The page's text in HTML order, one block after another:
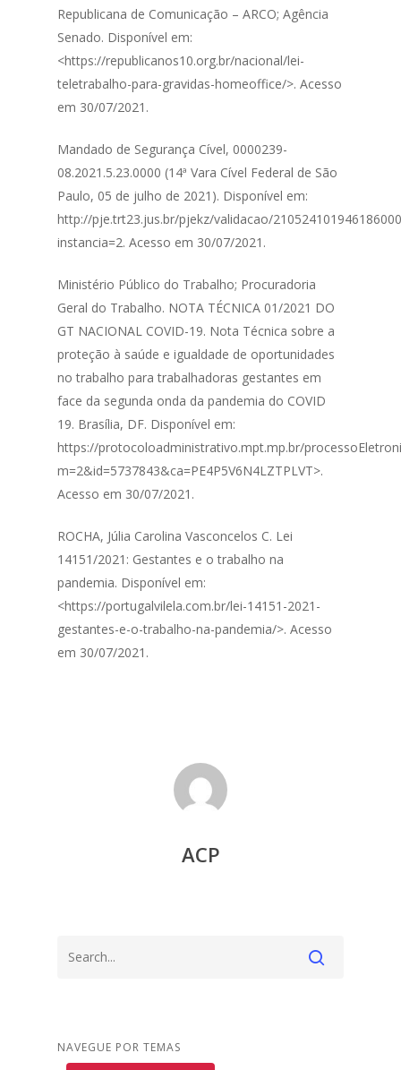
Republicana de Comunicação – ARCO; Agência
Senado. Disponível em:
<https://republicanos10.org.br/nacional/lei-
teletrabalho-para-gravidas-homeoffice/>. Acesso
em 30/07/2021.
Mandado de Segurança Cível, 0000239-
08.2021.5.23.0000 (14ª Vara Cível Federal de São
Paulo, 05 de julho de 2021). Disponível em:
http://pje.trt23.jus.br/pjekz/validacao/
instancia=2. Acesso em 30/07/2021.
Ministério Público do Trabalho; Procuradoria
Geral do Trabalho. NOTA TÉCNICA 01/2021 DO
GT NACIONAL COVID-19. Nota Técnica sobre a
proteção à saúde e igualdade de oportunidades
no trabalho para trabalhadoras gestantes em
face da segunda onda da pandemia do COVID
19. Brasília, DF. Disponível em:
https://protocoloadministrativo.mpt.mp.br/
m=2&id=5737843&ca=PE4P5V6N4LZTPLVT>.
Acesso em 30/07/2021.
ROCHA, Júlia Carolina Vasconcelos C. Lei
14151/2021: Gestantes e o trabalho na
pandemia. Disponível em:
<https://portugalvilela.com.br/lei-14151-2021-
gestantes-e-o-trabalho-na-pandemia/>. Acesso
em 30/07/2021.
ACP
NAVEGUE POR TEMAS